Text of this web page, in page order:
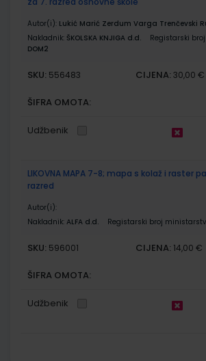
Autor(i): Lukić Marić Zerdum Varga Trenčevski
Nakladnik: ŠKOLSKA KNJIGA d.d. Registarski
DOM2
SKU: 556483 CIJENA: 30,00 €
ŠIFRA OMOTA:
Udžbenik
LIKOVNA MAPA 7-8; mapa s kolaž i raster
razred
Autor(i):
Nakladnik: ALFA d.d. Registarski broj
SKU: 596001 CIJENA: 14,00 €
ŠIFRA OMOTA:
Udžbenik